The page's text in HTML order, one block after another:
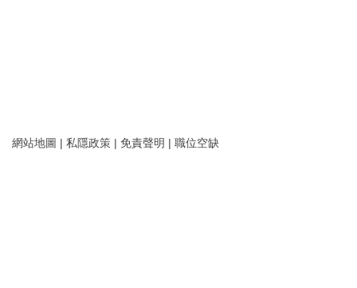
網站地圖 | 私隱政策 | 免責聲明 | 職位空缺